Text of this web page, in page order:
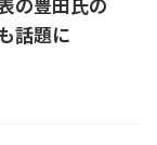
話題に